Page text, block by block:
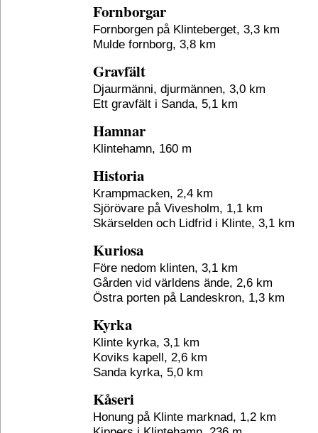
Fornborgar
Fornborgen på Klinteberget, 3,3 km
Mulde fornborg, 3,8 km
Gravfält
Djaurmänni, djurmännen, 3,0 km
Ett gravfält i Sanda, 5,1 km
Hamnar
Klintehamn, 160 m
Historia
Krampmacken, 2,4 km
Sjörövare på Vivesholm, 1,1 km
Skärselden och Lidfrid i Klinte, 3,1 km
Kuriosa
Före nedom klinten, 3,1 km
Gården vid världens ände, 2,6 km
Östra porten på Landeskron, 1,3 km
Kyrka
Klinte kyrka, 3,1 km
Koviks kapell, 2,6 km
Sanda kyrka, 5,0 km
Kåseri
Honung på Klinte marknad, 1,2 km